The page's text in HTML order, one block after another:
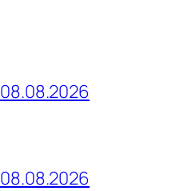
08.08.2026
08.08.2026